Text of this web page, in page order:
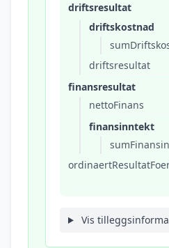
driftsresultat
driftskostnad
driftsresultat
finansresultat
nettoFinans
finansinntekt
Vis